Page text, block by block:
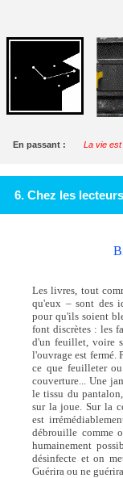
En passant :
La vie
6. Chez les
Les livres, tout
qu'eux – sont des
pour qu'ils soient
font discrètes : les
d'un feuillet, voire
l'ouvrage est fermé.
ce que feuilleter
couverture... Une
le tissu du
sur la joue. Sur la
est
débrouille comme
humainement
désinfecte et on
Guérira ou ne guérira